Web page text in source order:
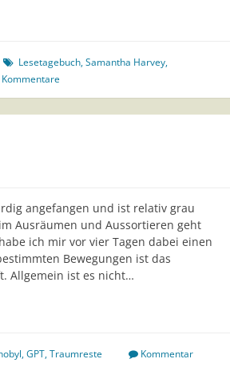
Lesetagebuch,Samantha Harvey,
angefangen und ist relativ grau
Ausräumen und Aussortieren geht
ich mir vor vier Tagen dabei einen
Bewegungen ist das
Allgemein ist es nicht…
,GPT,Traumreste
Kommentar